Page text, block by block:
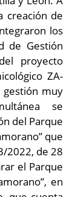
creación de
los
de Gestión
proyecto
ZA-
muy
se
del Parque
que
2022, de 28
el Parque
en